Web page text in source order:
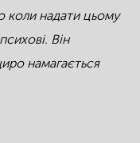
коли надати цьому
Він
намагається